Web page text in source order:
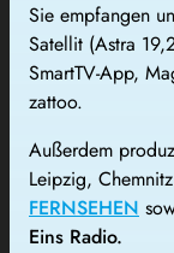
Sie empfangen
Satellit (Astra
SmartTV-App,
zattoo.
Außerdem
Leipzig,
FERNSEHEN
Eins Radio.